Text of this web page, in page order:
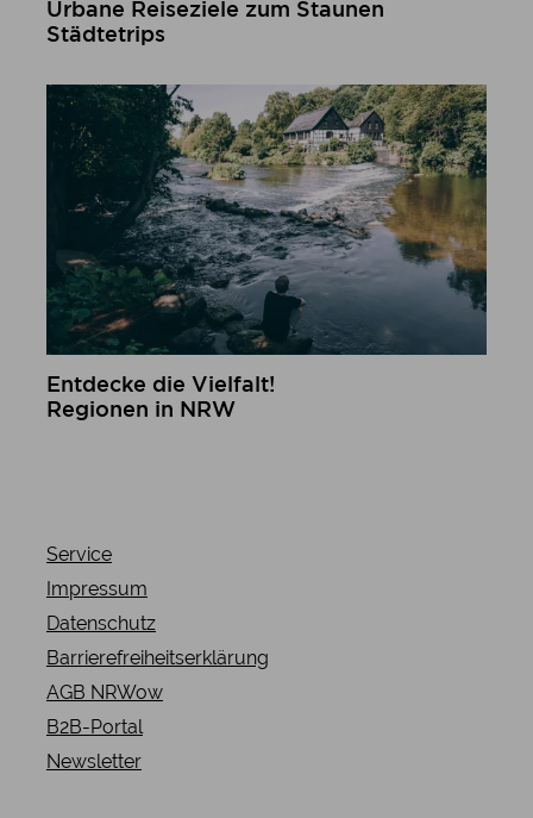
Urbane Reiseziele zum Staunen
Städtetrips
Entdecke die Vielfalt!
Regionen in NRW
Service
Impressum
Datenschutz
Barrierefreiheitserklärung
AGB NRWow
B2B-Portal
Newsletter